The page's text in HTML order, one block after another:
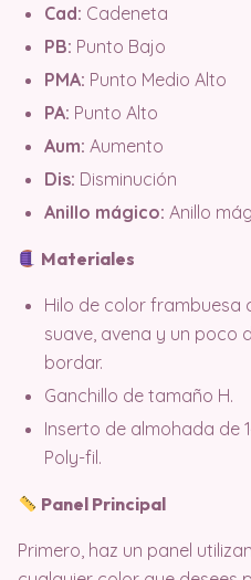
Cad: Cadeneta
PB: Punto Bajo
PMA: Punto Medio Alto
PA: Punto Alto
Aum: Aumento
Dis: Disminución
Anillo mágico: Anillo
Materiales
Hilo de color frambuesa
suave, avena y un poco
bordar.
Ganchillo de tamaño H.
Inserto de almohada de
Poly-fil.
Panel Principal
Primero, haz un panel